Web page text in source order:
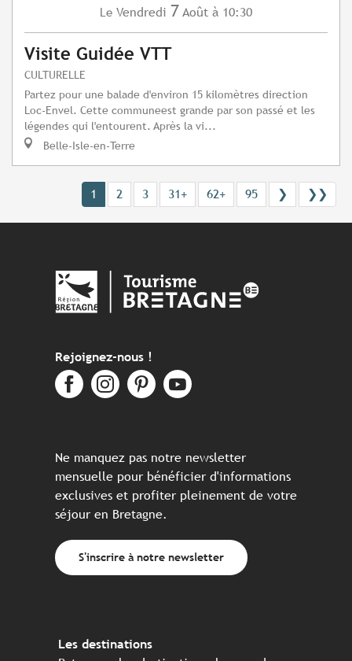
Le Vendredi 7 Août à 10:30
Visite Guidée VTT
CULTURELLE
Partez pour une balade d'environ 15 kilomètres direction
Loc-Envel. Cette communeest grande par son passé et les
légendes qui l'entourent. Après la vi...
Belle-Isle-en-Terre
1 2 3 31+ 62+ 95 ❯ ❯❯
Rejoignez-nous !
Ne manquez pas notre newsletter
mensuelle pour bénéficier d'informations
exclusives et profiter pleinement de votre
séjour en Bretagne.
S'inscrire à notre newsletter
Les destinations